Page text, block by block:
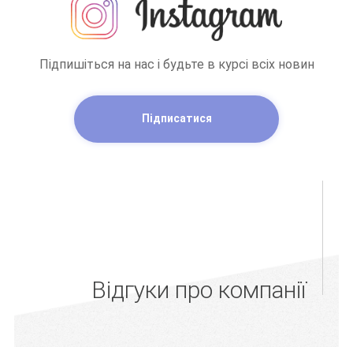
Підпишіться на нас і будьте в курсі всіх новин
Підписатися
Відгуки про компанії